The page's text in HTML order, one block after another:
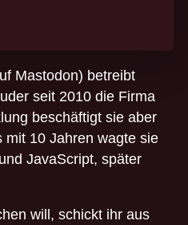
Mastodon) betreibt
seit 2010 die Firma
beschäftigt sie aber
mit 10 Jahren wagte sie
JavaScript, später
will, schickt ihr aus